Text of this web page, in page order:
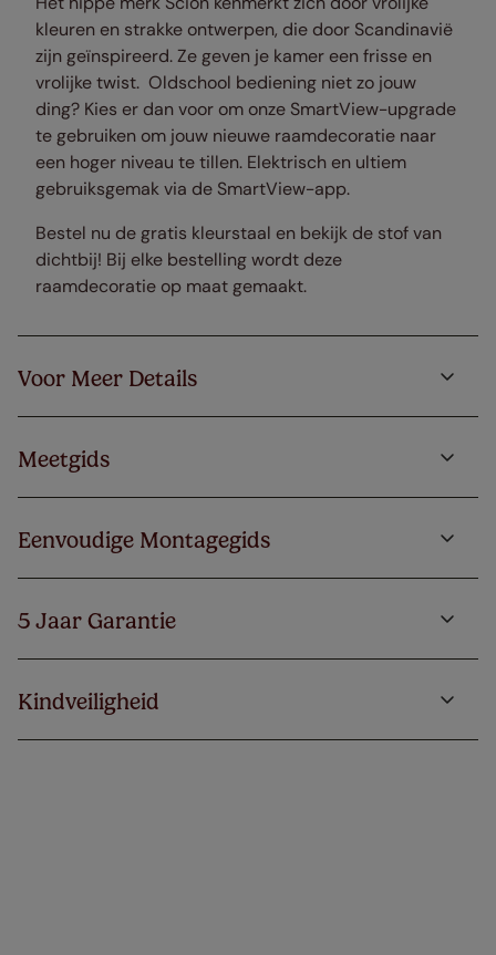
kleuren en strakke ontwerpen, die door Scandinavië
zijn geïnspireerd. Ze geven je kamer een frisse en
vrolijke twist. Oldschool bediening niet zo jouw
ding? Kies er dan voor om onze SmartView-upgrade
te gebruiken om jouw nieuwe raamdecoratie naar
een hoger niveau te tillen. Elektrisch en ultiem
gebruiksgemak via de SmartView-app.
Bestel nu de gratis kleurstaal en bekijk de stof van
dichtbij! Bij elke bestelling wordt deze
raamdecoratie op maat gemaakt.
Voor Meer Details
Meetgids
Eenvoudige Montagegids
5 Jaar Garantie
Kindveiligheid